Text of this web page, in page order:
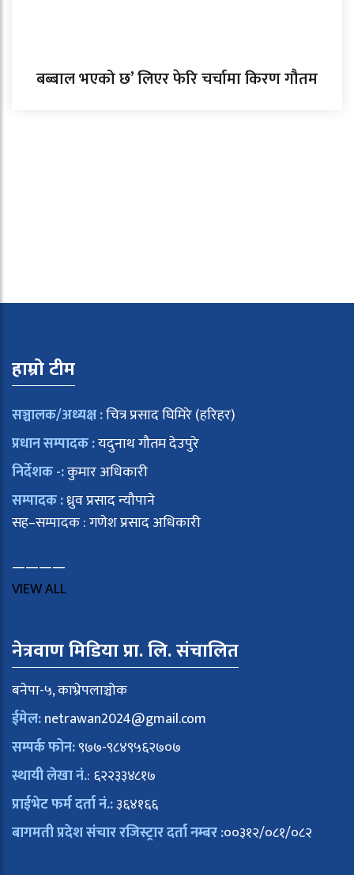
बब्बाल भएको छ’ लिएर फेरि चर्चामा किरण गौतम
हाम्रो टीम
सञ्चालक/अध्यक्ष :चित्र प्रसाद घिमिरे (हरिहर)
प्रधान सम्पादक :यदुनाथ गौतम देउपुरे
निर्देशक -:कुमार अधिकारी
सम्पादक :ध्रुव प्रसाद न्यौपाने
सह–सम्पादक : गणेश प्रसाद अधिकारी
————
VIEW ALL
नेत्रवाण मिडिया प्रा. लि. संचालित
बनेपा-५, काभ्रेपलाञ्चोक
ईमेल:netrawan2024@gmail.com
सम्पर्क फोन:९७७-९८४९५६२७०७
स्थायी लेखा नं.: ६२२३३४८१७
प्राईभेट फर्म दर्ता नं.:३६४१६६
बागमती प्रदेश संचार रजिस्ट्रार दर्ता नम्बर :००३१२/०८१/०८२